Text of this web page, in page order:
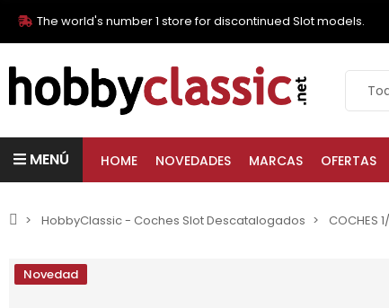
The world's number 1 store for discontinued Slot models.
MENÚ HOME NOVEDADES MARCAS OFERTAS
HobbyClassic - Coches Slot Descatalogados COCHES
Novedad